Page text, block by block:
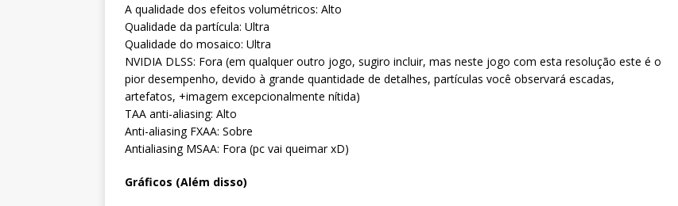
A qualidade dos efeitos volumétricos: Alto
Qualidade da partícula: Ultra
Qualidade do mosaico: Ultra
NVIDIA DLSS: Fora (em qualquer outro jogo, sugiro incluir, mas neste jogo com esta resolução este é o
pior desempenho, devido à grande quantidade de detalhes, partículas você observará escadas,
artefatos, +imagem excepcionalmente nítida)
TAA anti-aliasing: Alto
Anti-aliasing FXAA: Sobre
Antialiasing MSAA: Fora (pc vai queimar xD)
Gráficos (Além disso)